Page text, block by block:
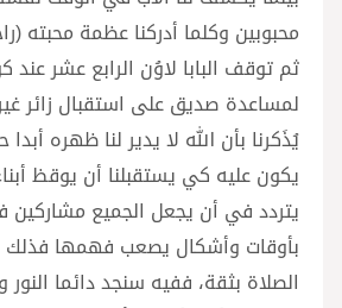
محبوبين وكلما أدركنا عظمة محبته (راجه
ثم توقف البابا لاوُن الرابع عشر
لمساعدة صديق على استقبال زائر
يُذَكرنا بأن الله لا يدير لنا ظهره
يتردد في أن يجعل الجميع مشاركين
بأوقات وأشكال يصعب فهمها فذلك
الصلاة بثقة، ففيه سنجد دائما النور